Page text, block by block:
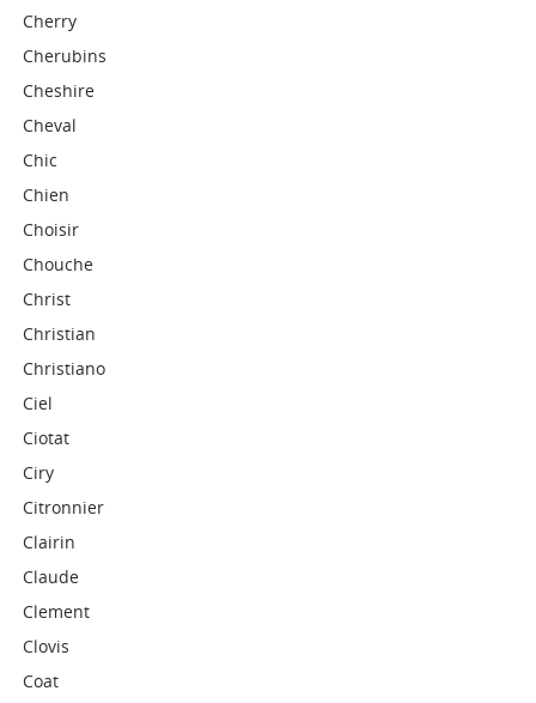
Cherry
Cherubins
Cheshire
Cheval
Chic
Chien
Choisir
Chouche
Christ
Christian
Christiano
Ciel
Ciotat
Ciry
Citronnier
Clairin
Claude
Clement
Clovis
Coat